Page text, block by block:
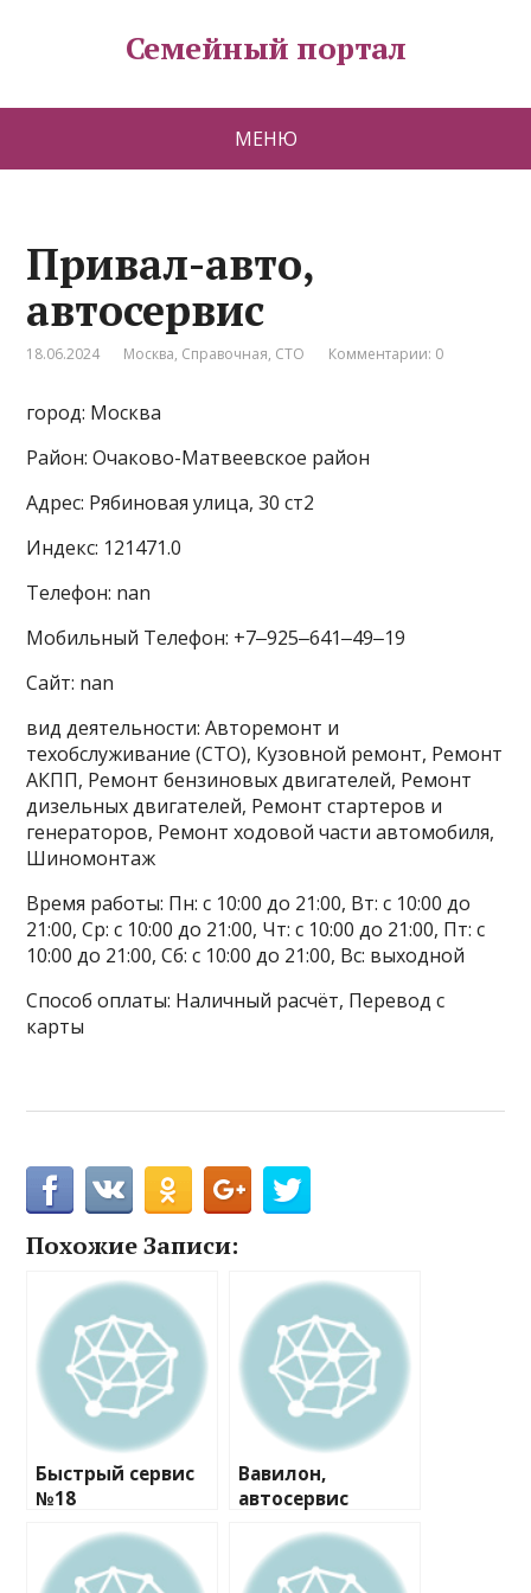
Семейный портал
МЕНЮ
Привал-авто,
автосервис
18.06.2024 Москва, Справочная, СТО Комментарии: 0
город: Москва
Район: Очаково-Матвеевское район
Адрес: Рябиновая улица, 30 ст2
Индекс: 121471.0
Телефон: nan
Мобильный Телефон: +7‒925‒641‒49‒19
Сайт: nan
вид деятельности: Авторемонт и
техобслуживание (СТО), Кузовной ремонт, Ремонт
АКПП, Ремонт бензиновых двигателей, Ремонт
дизельных двигателей, Ремонт стартеров и
генераторов, Ремонт ходовой части автомобиля,
Шиномонтаж
Время работы: Пн: с 10:00 до 21:00, Вт: с 10:00 до
21:00, Ср: с 10:00 до 21:00, Чт: с 10:00 до 21:00, Пт: с
10:00 до 21:00, Сб: с 10:00 до 21:00, Вс: выходной
Способ оплаты: Наличный расчёт, Перевод с
карты
Похожие Записи:
Быстрый сервис
№18
Вавилон,
автосервис